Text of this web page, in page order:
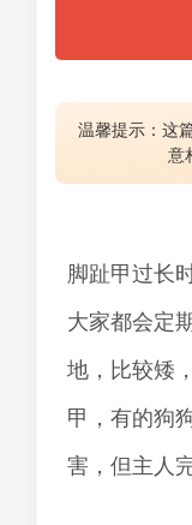
温馨提示：这
意
脚趾甲过长
大家都会定
地，比较矮
甲，有的狗
害，但主人